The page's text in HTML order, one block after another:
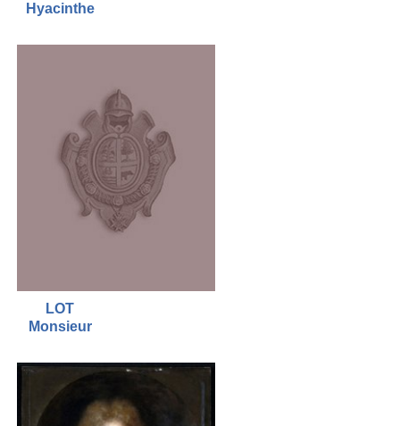
Hyacinthe
LOT
Monsieur